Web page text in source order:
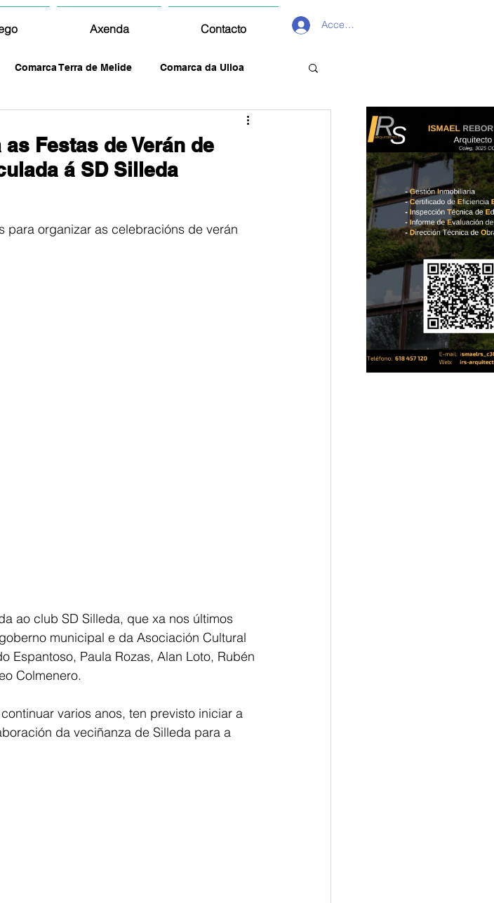
Axenda Contacto Acceder
Comarca Terra de Melide Comarca da Ulloa
Festas de Verán de
á SD Silleda
para organizar as celebracións de verán
ao club SD Silleda, que xa nos últimos
municipal e da Asociación Cultural
Espantoso, Paula Rozas, Alan Loto, Rubén
Colmenero.
varios anos, ten previsto iniciar a
da veciñanza de Silleda para a